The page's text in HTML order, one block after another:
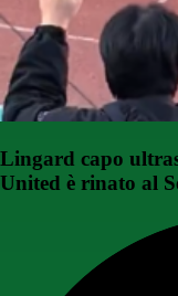
Lingard capo
United è rinato al